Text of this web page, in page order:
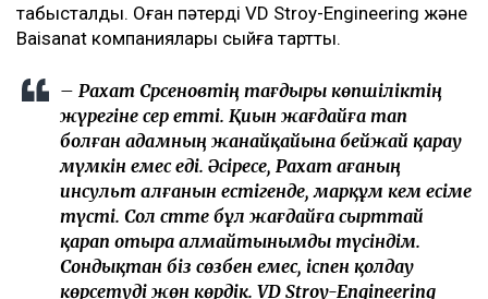
табысталды. Оған пәтерді VD Stroy-Engineering және
Baisanat компаниялары сыйға тартты.
– Рахат Сәрсеновтің тағдыры көпшіліктің
жүрегіне әсер етті. Қиын жағдайға тап
болған адамның жанайқайына бейжай қарау
мүмкін емес еді. Әсіресе, Рахат ағаның
инсульт алғанын естігенде, марқұм әкем есіме
түсті. Сол сәтте бұл жағдайға сырттай
қарап отыра алмайтынымды түсіндім.
Сондықтан біз сөзбен емес, іспен қолдау
көрсетуді жөн көрдік. VD Stroy-Engineering